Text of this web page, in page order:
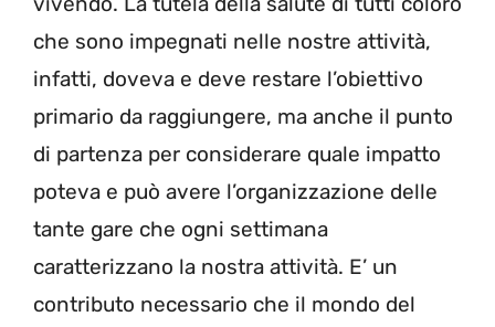
che sono impegnati nelle nostre attività,
infatti, doveva e deve restare l’obiettivo
primario da raggiungere, ma anche il punto
di partenza per considerare quale impatto
poteva e può avere l’organizzazione delle
tante gare che ogni settimana
caratterizzano la nostra attività. E’ un
contributo necessario che il mondo del